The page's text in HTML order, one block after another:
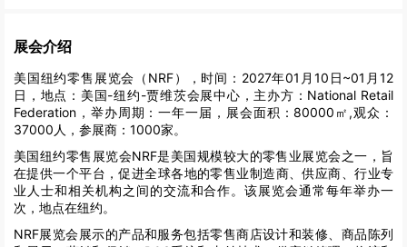
展会介绍
美国纽约零售展览会（NRF），时间：2027年01月10日~01月12
日，地点：美国-纽约-贾维茨会展中心，主办方：National Retail
Federation，举办周期：一年一届，展会面积：80000㎡,观众：
37000人，参展商：1000家。
美国纽约零售展览会NRF是美国规模较大的零售业展览会之一，旨
在提供一个平台，促进全球各地的零售业制造商、供应商、行业专
业人士和相关机构之间的交流和合作。该展览会通常每年举办一
次，地点在纽约。
NRF展览会展示的产品和服务包括零售商店设计和装修、商品陈列